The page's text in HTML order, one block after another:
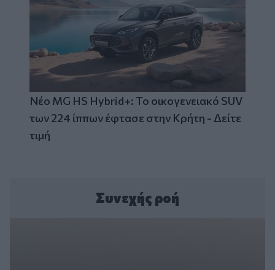
Νέο MG HS Hybrid+: Το οικογενειακό SUV
των 224 ίππων έφτασε στην Κρήτη - Δείτε
τιμή
Συνεχής ροή